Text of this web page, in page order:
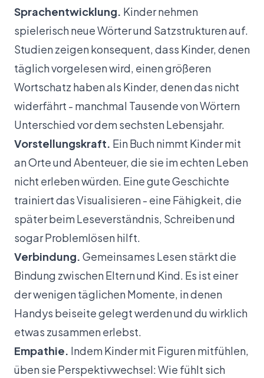
Sprachentwicklung. Kinder nehmen
spielerisch neue Wörter und Satzstrukturen auf.
Studien zeigen konsequent, dass Kinder, denen
täglich vorgelesen wird, einen größeren
Wortschatz haben als Kinder, denen das nicht
widerfährt - manchmal Tausende von Wörtern
Unterschied vor dem sechsten Lebensjahr.
Vorstellungskraft. Ein Buch nimmt Kinder mit
an Orte und Abenteuer, die sie im echten Leben
nicht erleben würden. Eine gute Geschichte
trainiert das Visualisieren - eine Fähigkeit, die
später beim Leseverständnis, Schreiben und
sogar Problemlösen hilft.
Verbindung. Gemeinsames Lesen stärkt die
Bindung zwischen Eltern und Kind. Es ist einer
der wenigen täglichen Momente, in denen
Handys beiseite gelegt werden und du wirklich
etwas zusammen erlebst.
Empathie. Indem Kinder mit Figuren mitfühlen,
üben sie Perspektivwechsel: Wie fühlt sich